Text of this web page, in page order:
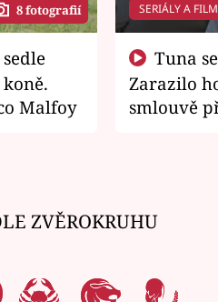
8 fotografií
Malfoy
SERIÁLY A
Zarazilo
smlouvě
ZVĚROKRUHU